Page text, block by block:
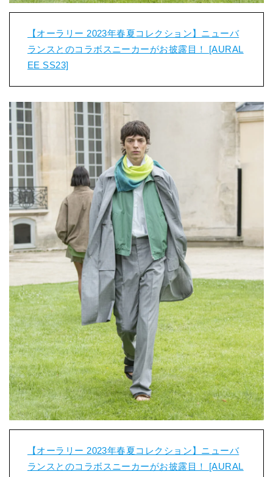
【オーラリー 2023年春夏コレクション】ニューバ
ランスとのコラボスニーカーがお披露目！ [AURAL
EE SS23]
【オーラリー 2023年春夏コレクション】ニューバ
ランスとのコラボスニーカーがお披露目！ [AURAL